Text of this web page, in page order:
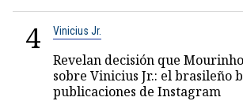
4 Vinicius Jr.
Revelan decisión que
sobre Vinicius Jr.: el brasileño
publicaciones de Instagram